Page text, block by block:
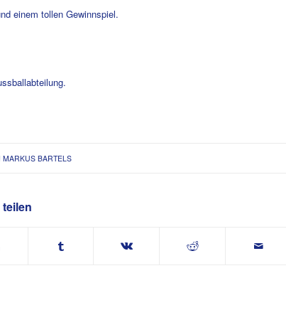
einem tollen Gewinnspiel.
MARKUS BARTELS